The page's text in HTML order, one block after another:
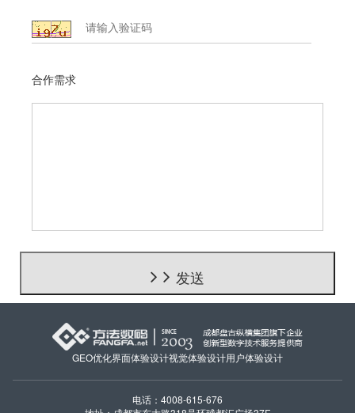
合作需求
发送
GEO优化界面体验设计视觉体验设计用户体验设计
电话：4008-615-676